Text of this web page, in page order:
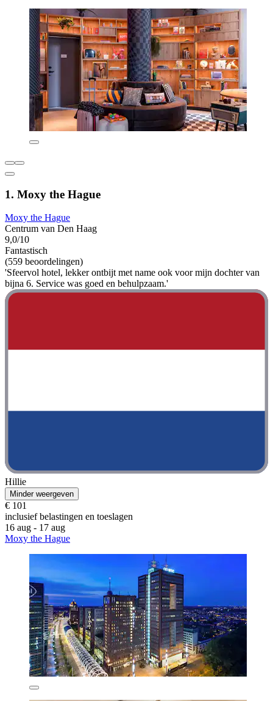
1. Moxy the Hague
Moxy the Hague
Centrum van Den Haag
9,0/10
Fantastisch
(559 beoordelingen)
'Sfeervol hotel, lekker ontbijt met name ook voor mijn dochter van
bijna 6. Service was goed en behulpzaam.'
Hillie
Minder weergeven
€ 101
inclusief belastingen en toeslagen
16 aug - 17 aug
Moxy the Hague